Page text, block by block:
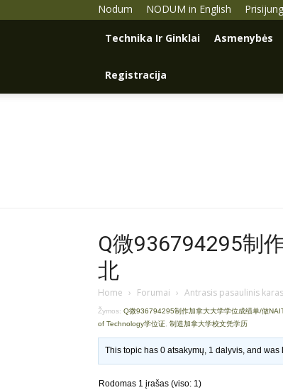
Nodum NODUM in English
Technika Ir Ginklai Asmenybės
Registracija
Q微936794295制
北
Home › Forumai › Antrasis pasaulinis
Žymos: Q微936794295制作加拿大大学学位成绩单/做
of Technology学位证, 制造加拿大学校文凭学历
This topic has 0 atsakymų, 1 dalyvis, and
Rodomas 1 įrašas (viso: 1)